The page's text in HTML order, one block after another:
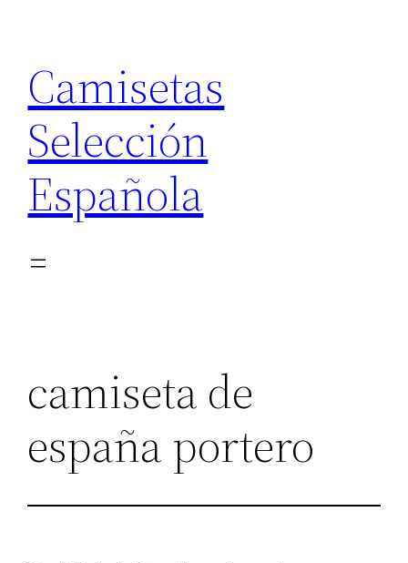
contenido
Camisetas
Selección
Española
camiseta de
españa portero